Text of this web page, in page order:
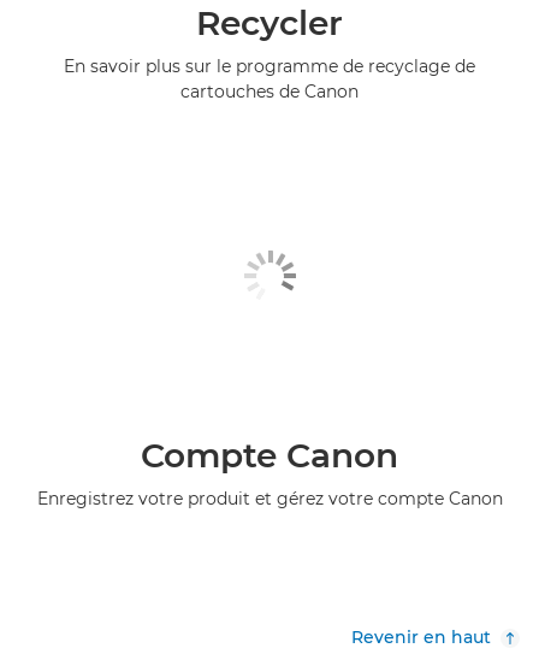
Recycler
En savoir plus sur le programme de recyclage de
cartouches de Canon
Compte Canon
Enregistrez votre produit et gérez votre compte Canon
Revenir en haut